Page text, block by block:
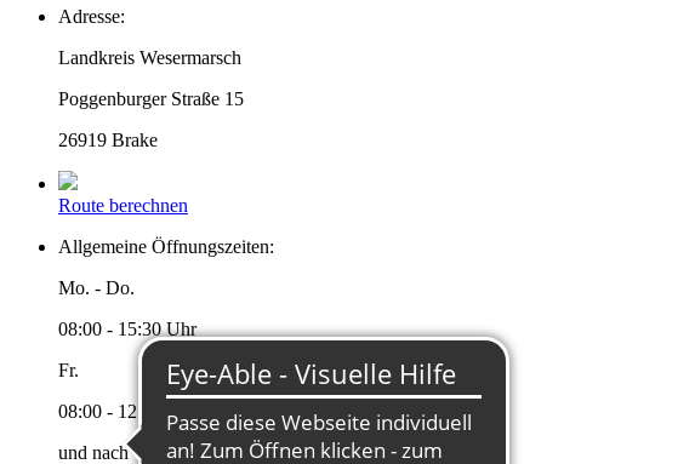
Adresse:
Landkreis Wesermarsch
Poggenburger Straße 15
26919 Brake
Route berechnen
Allgemeine Öffnungszeiten:
Mo. - Do.
08:00 - 15:30 Uhr
Fr.
08:00 - 12:00 Uhr
und nach Vereinbarung